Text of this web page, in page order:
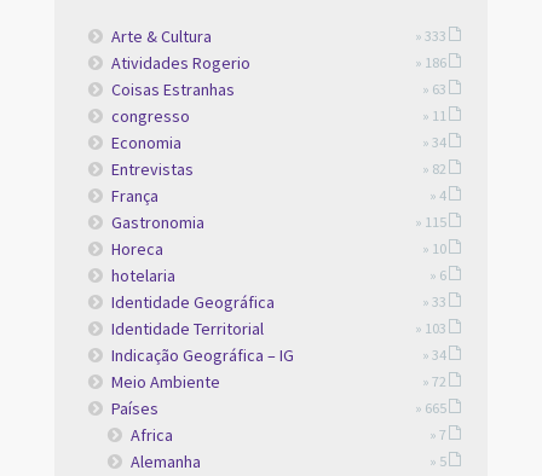
Arte & Cultura » 333
Atividades Rogerio » 186
Coisas Estranhas » 63
congresso » 11
Economia » 34
Entrevistas » 82
França » 4
Gastronomia » 115
Horeca » 10
hotelaria » 6
Identidade Geográfica » 33
Identidade Territorial » 103
Indicação Geográfica – IG » 34
Meio Ambiente » 72
Países » 665
Africa » 7
Alemanha » 5